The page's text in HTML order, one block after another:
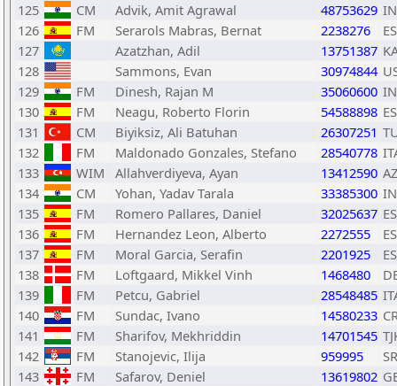
125
CM Advik, Amit Agrawal 48753629
126
FM Serarols Mabras, Bernat 2238276
127
Azatzhan, Adil 13751387
128
Sammons, Evan 30974844
129
FM Dinesh, Rajan M 35060600
130
FM Neagu, Roberto Florin 54588898
131
CM Biyiksiz, Ali Batuhan 26307251
132
FM Maldonado Gonzales, Stefano 28540778
133
WIM Allahverdiyeva, Ayan 13412590
134
CM Yohan, Yadav Tarala 33385300
135
FM Romero Pallares, Daniel 32025637
136
FM Hernandez Leon, Alberto 2272555
137
FM Moral Garcia, Serafin 2201925
138
FM Loftgaard, Mikkel Vinh 1468480
139
FM Petcu, Gabriel 28548485
140
FM Sundac, Ivano 14580233
141
FM Sharifov, Mekhriddin 14701545
142
FM Stanojevic, Ilija 959995
143
FM Safarov, Deniel 13619802